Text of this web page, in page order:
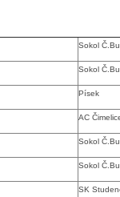
Sokol Č.Bu
Sokol Č.Bu
Písek
AC
Sokol Č.Bu
Sokol Č.Bu
SK